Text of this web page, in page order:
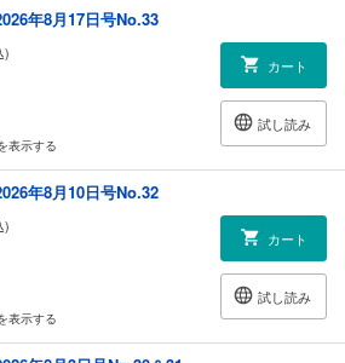
』好評発売中!!!
表紙の美女 豊島心桜
説
ボ
ックヤード
郎の死角からの一撃
」
儀
か
！)
第二章 第1巻』絶賛発売中!!!
年8月17日号No.33
)
カート
試し読み
表示する
年8月10日号No.32
)
カート
試し読み
表示する